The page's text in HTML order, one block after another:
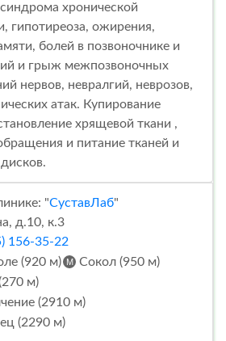
хронической
гипотиреоза, ожирения,
болей в позвоночнике и
и грыж межпозвоночных
нервов, невралгий, неврозов,
атак. Купирование
хрящевой ткани ,
и питание тканей и
"СуставЛаб"
д.10, к.3
156-35-22
(920 м)
Сокол (950 м)
м)
(2910 м)
(2290 м)